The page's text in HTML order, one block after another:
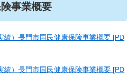
事業概要
績）長門市国民健康保険事業概要 [PD
績）長門市国民健康保険事業概要 [PD